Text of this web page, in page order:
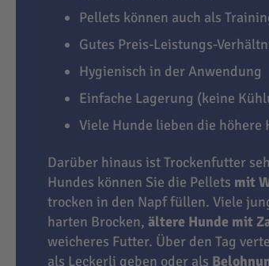
Pellets können auch als
Gutes Preis-Leistungs-
Hygienisch in der Anwendung
Einfache Lagerung (keine
Viele Hunde lieben die höhere
Darüber hinaus ist Trockenfutter
Hundes können Sie die Pellets mit
trocken in den Napf füllen. Viele
harten Brocken, ältere Hunde mit
weicheres Futter. Über den Tag
als Leckerli geben oder als